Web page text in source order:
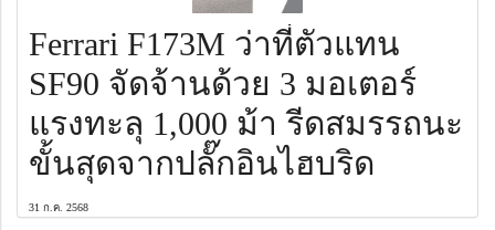
Ferrari F173M ว่าที่ตัวแทน
SF90 จัดจ้านด้วย 3 มอเตอร์
แรงทะลุ 1,000 ม้า รีดสมรรถนะ
ขั้นสุดจากปลั๊กอินไฮบริด
31 ก.ค. 2568